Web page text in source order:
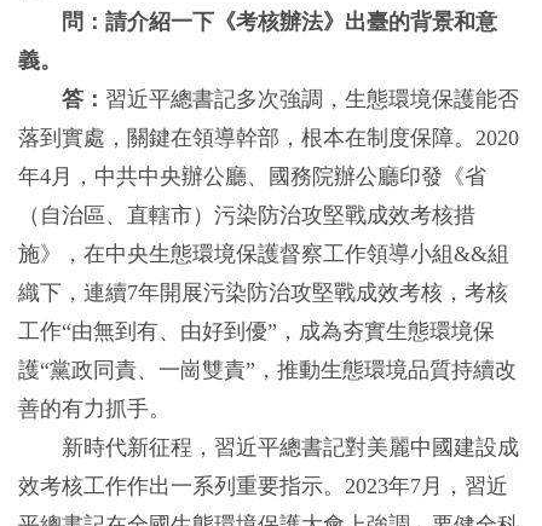
問：請介紹一下《考核辦法》出臺的背景和意
義。
答： 習近平總書記多次強調，生態環境保護能否
落到實處，關鍵在領導幹部，根本在制度保障。2020
年4月，中共中央辦公廳、國務院辦公廳印發《省
（自治區、直轄市）污染防治攻堅戰成效考核措
施》，在中央生態環境保護督察工作領導小組&&組
織下，連續7年開展污染防治攻堅戰成效考核，考核
工作“由無到有、由好到優”，成為夯實生態環境保
護“黨政同責、一崗雙責”，推動生態環境品質持續改
善的有力抓手。
新時代新征程，習近平總書記對美麗中國建設成
效考核工作作出一系列重要指示。2023年7月，習近